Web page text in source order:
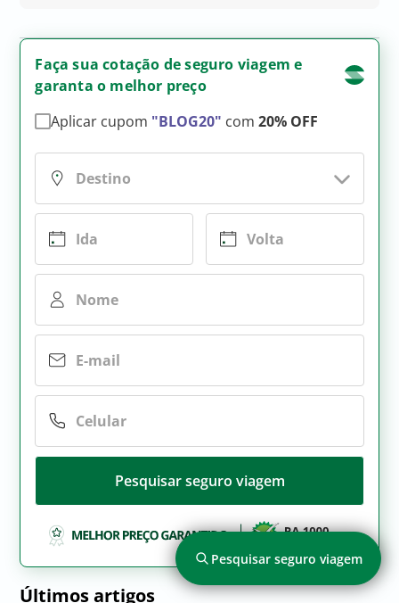
Faça sua cotação de seguro viagem e
garanta o melhor preço
Aplicar cupom "BLOG20" com20% OFF
Pesquisar seguro viagem
Últimos artigos
Pesquisar seguro viagem